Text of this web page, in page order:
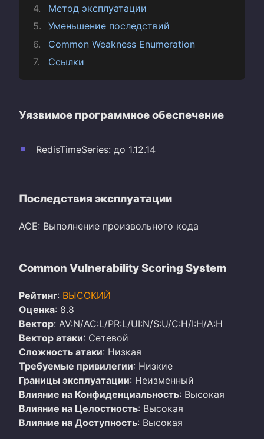
Метод эксплуатации
Уменьшение последствий
Common Weakness Enumeration
Ссылки
Уязвимое программное обеспечение
RedisTimeSeries: до 1.12.14
Последствия эксплуатации
ACE: Выполнение произвольного кода
Common Vulnerability Scoring System
Рейтинг: ВЫСОКИЙ
Оценка: 8.8
Вектор: AV:N/AC:L/PR:L/UI:N/S:U/C:H/I:H/A:H
Вектор атаки: Сетевой
Сложность атаки: Низкая
Требуемые привилегии: Низкие
Границы эксплуатации: Неизменный
Влияние на Конфиденциальность: Высокая
Влияние на Целостность: Высокая
Влияние на Доступность: Высокая